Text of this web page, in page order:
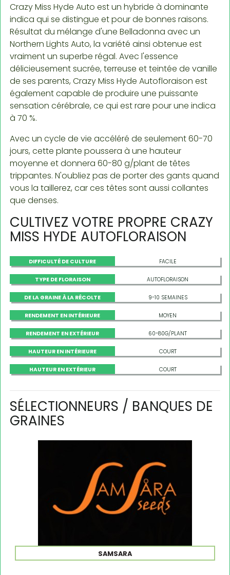
Crazy Miss Hyde Auto est un hybride à dominante
indica qui se distingue et pour de bonnes raisons.
Résultat du mélange d'une Belladonna avec un
Northern Lights Auto, la variété ainsi obtenue est
vraiment un superbe régal. Avec l'essence
délicieusement sucrée, terreuse et teintée de vanille
de ses parents, Crazy Miss Hyde Autofloraison est
également capable de produire une puissante
sensation cérébrale, ce qui est rare pour une indica
à 70 %.
Avec un cycle de vie accéléré de seulement 60-70
jours, cette plante poussera à une hauteur
moyenne et donnera 60-80 g/plant de têtes
trippantes. N'oubliez pas de porter des gants quand
vous la taillerez, car ces têtes sont aussi collantes
que denses.
CULTIVEZ VOTRE PROPRE CRAZY
MISS HYDE AUTOFLORAISON
DIFFICULTÉ DE CULTURE FACILE
TYPE DE FLORAISON AUTOFLORAISON
DE LA GRAINE À LA RÉCOLTE 9-10 SEMAINES
RENDEMENT EN INTÉRIEURE MOYEN
RENDEMENT EN EXTÉRIEUR 60-80G/PLANT
HAUTEUR EN INTÉRIEURE COURT
HAUTEUR EN EXTÉRIEUR COURT
SÉLECTIONNEURS / BANQUES DE
GRAINES
SAMSARA